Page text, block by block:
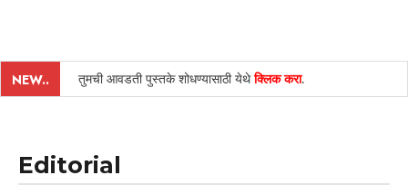
NEW.. तुमची आवडती पुस्तके शोधण्यासाठी येथेक्लिक करा.
Editorial